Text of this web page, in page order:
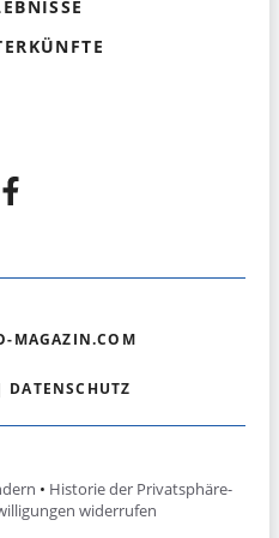
MAGAZIN.COM
DATENSCHUTZ
• Historie der Privatsphäre-
widerrufen